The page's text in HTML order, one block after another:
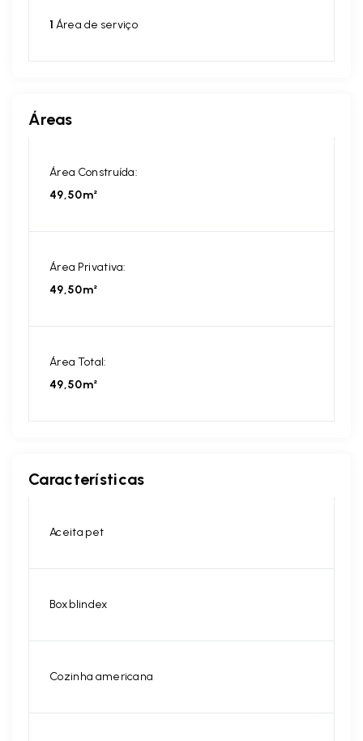
1 Área de serviço
Áreas
Área Construída:
49,50m²
Área Privativa:
49,50m²
Área Total:
49,50m²
Características
Aceita pet
Box blindex
Cozinha americana